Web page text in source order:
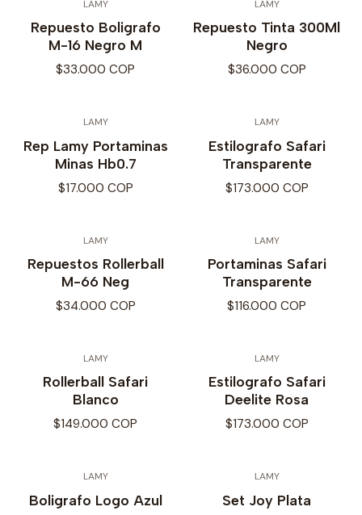
LAMY
Repuesto Boligrafo
M-16 Negro M
$33.000 COP
LAMY
Repuesto Tinta 300Ml
Negro
$36.000 COP
LAMY
Rep Lamy Portaminas
Minas Hb0.7
$17.000 COP
LAMY
Estilografo Safari
Transparente
$173.000 COP
LAMY
Repuestos Rollerball
M-66 Neg
$34.000 COP
LAMY
Portaminas Safari
Transparente
$116.000 COP
LAMY
Rollerball Safari
Blanco
$149.000 COP
LAMY
Estilografo Safari
Deelite Rosa
$173.000 COP
LAMY
Boligrafo Logo Azul
LAMY
Set Joy Plata